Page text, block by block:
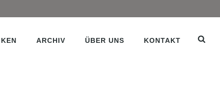
ARCHIV ÜBER UNS KONTAKT